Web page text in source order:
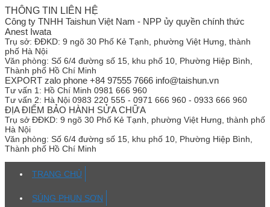
THÔNG TIN LIÊN HỆ
Công ty TNHH Taishun Việt Nam - NPP ủy quyền chính thức
Anest Iwata
Trụ sở: ĐĐKD: 9 ngõ 30 Phố Kẻ Tạnh, phường Việt Hưng, thành
phố Hà Nội
Văn phòng: Số 6/4 đường số 15, khu phố 10, Phường Hiệp Bình,
Thành phố Hồ Chí Minh
EXPORT zalo phone +84 97555 7666 info@taishun.vn
Tư vấn 1: Hồ Chí Minh 0981 666 960
Tư vấn 2: Hà Nội 0983 220 555 - 0971 666 960 - 0933 666 960
ĐỊA ĐIỂM BẢO HÀNH SỬA CHỮA
Trụ sở ĐĐKD: 9 ngõ 30 Phố Kẻ Tạnh, phường Việt Hưng, thành phố
Hà Nội
Văn phòng: Số 6/4 đường số 15, khu phố 10, Phường Hiệp Bình,
Thành phố Hồ Chí Minh
TRANG CHỦ
SÚNG PHUN SƠN